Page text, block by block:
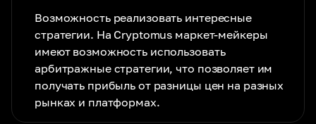
Возможность реализовать интересные
стратегии. На Cryptomus маркет-мейкеры
имеют возможность использовать
арбитражные стратегии, что позволяет им
получать прибыль от разницы цен на разных
рынках и платформах.